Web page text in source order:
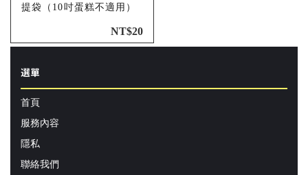
提袋（10吋蛋糕不適用）
NT$20
選單
首頁
服務內容
隱私
聯絡我們